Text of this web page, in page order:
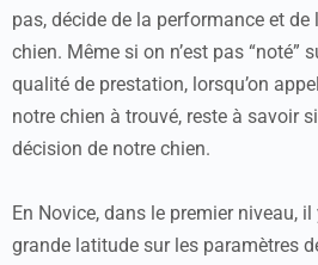
pas, décide de la performance et
chien. Même si on n’est pas “noté”
qualité de prestation, lorsqu’on
notre chien à trouvé, reste à savoir
décision de notre chien.
En Novice, dans le premier niveau,
grande latitude sur les paramètres